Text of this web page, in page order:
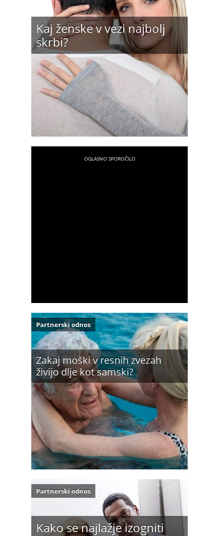
Kaj ženske v vezi najbolj
skrbi?
Zakaj moški v resnih zvezah
živijo dlje kot samski?
Partnerski odnos
Kako se najlažje izogniti
Partnerski odnos